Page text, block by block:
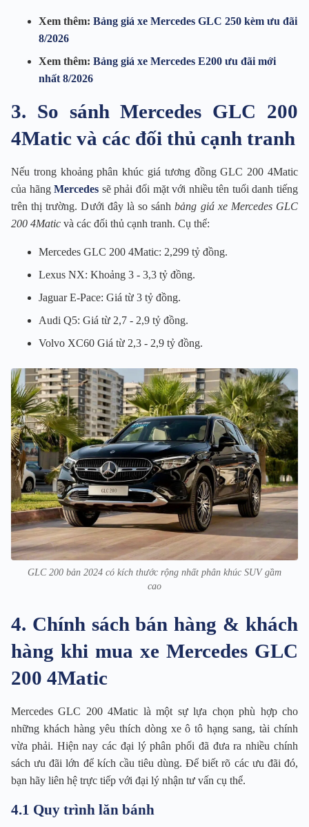
Xem thêm: Bảng giá xe Mercedes GLC 250 kèm ưu đãi
8/2026
Xem thêm: Bảng giá xe Mercedes E200 ưu đãi mới
nhất 8/2026
3. So sánh Mercedes GLC 200
4Matic và các đối thủ cạnh tranh
Nếu trong khoảng phân khúc giá tương đồng GLC 200 4Matic
của hãngMercedes sẽ phải đối mặt với nhiều tên tuổi danh tiếng
trên thị trường. Dưới đây là so sánhbảng giá xe Mercedes GLC
200 4Matic và các đối thủ cạnh tranh. Cụ thể:
Mercedes GLC 200 4Matic: 2,299 tỷ đồng.
Lexus NX: Khoảng 3 - 3,3 tỷ đồng.
Jaguar E-Pace: Giá từ 3 tỷ đồng.
Audi Q5: Giá từ 2,7 - 2,9 tỷ đồng.
Volvo XC60 Giá từ 2,3 - 2,9 tỷ đồng.
GLC 200 bản 2024 có kích thước rộng nhất phân khúc SUV gầm
cao
4. Chính sách bán hàng & khách
hàng khi mua xe Mercedes GLC
200 4Matic
Mercedes GLC 200 4Matic là một sự lựa chọn phù hợp cho
những khách hàng yêu thích dòng xe ô tô hạng sang, tài chính
vừa phải. Hiện nay các đại lý phân phối đã đưa ra nhiều chính
sách ưu đãi lớn để kích cầu tiêu dùng. Để biết rõ các ưu đãi đó,
bạn hãy liên hệ trực tiếp với đại lý nhận tư vấn cụ thể.
4.1 Quy trình lăn bánh